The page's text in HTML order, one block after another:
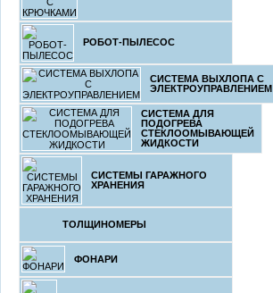
РОБОТ-ПЫЛЕСОС
СИСТЕМА ВЫХЛОПА С
ЭЛЕКТРОУПРАВЛЕНИЕМ
СИСТЕМА ДЛЯ
ПОДОГРЕВА
СТЕКЛООМЫВАЮЩЕЙ
ЖИДКОСТИ
СИСТЕМЫ ГАРАЖНОГО
ХРАНЕНИЯ
ТОЛЩИНОМЕРЫ
ФОНАРИ